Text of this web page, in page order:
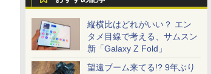
縦横比はどれがいい？ エン
タメ目線で考える、サムスン
新「Galaxy Z Fold」
望遠ブーム来てる!? 9年ぶり